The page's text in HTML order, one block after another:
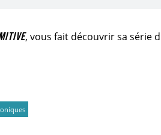
, vous fait découvrir sa série